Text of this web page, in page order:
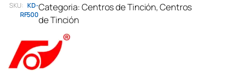
SKU: KD-
RF500
Categoria:Centros de Tinción, Centros
de Tinción